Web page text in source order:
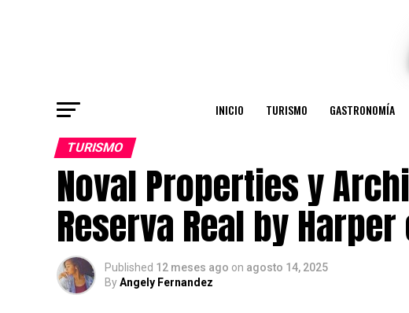
INICIO TURISMO GASTRONOMÍA
TURISMO
Noval Properties y
Reserva Real by
Published 12 meses ago on agosto 14, 2025
ByAngely Fernandez